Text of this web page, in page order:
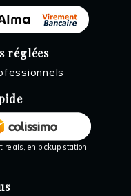
réglées
relais, en pickup station